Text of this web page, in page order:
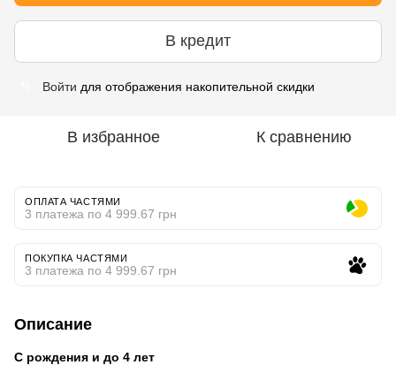
В кредит
Войти для отображения накопительной скидки
В избранное К сравнению
ОПЛАТА ЧАСТЯМИ
3 платежа по 4 999.67 грн
ПОКУПКА ЧАСТЯМИ
3 платежа по 4 999.67 грн
Описание
С рождения и до 4 лет